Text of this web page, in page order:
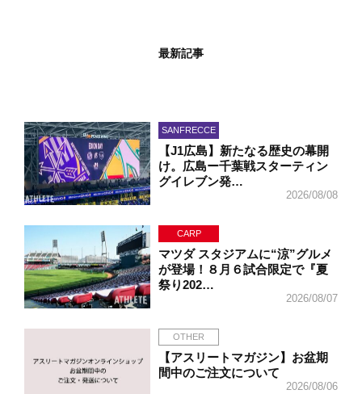
最新記事
SANFRECCE
【J1広島】新たなる歴史の幕開
け。広島ー千葉戦スターティン
グイレブン発…
2026/08/08
CARP
マツダ スタジアムに“涼”グルメ
が登場！８月６試合限定で『夏
祭り202…
2026/08/07
OTHER
【アスリートマガジン】お盆期
間中のご注文について
2026/08/06